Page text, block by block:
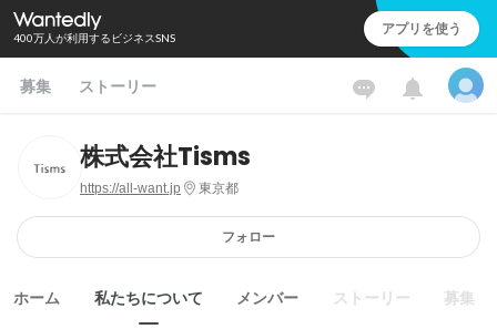
400万人が利用するビジネスSNS アプリを使う
募集 ストーリー
株式会社Tisms
https://all-want.jp 東京都
フォロー
ホーム 私たちについて メンバー ストーリー 募集